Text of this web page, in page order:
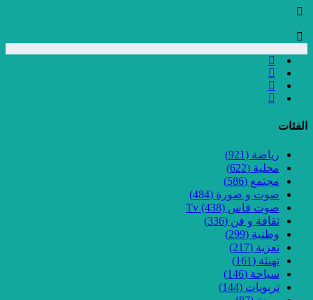
الفئات
رياضة (921)
محلية (622)
مجتمع (586)
صوت و صورة (484)
صوت فاس Tv (438)
ثقافة و فن (336)
وطنية (299)
تعزية (217)
تهنئة (161)
سياحة (146)
تربويات (144)